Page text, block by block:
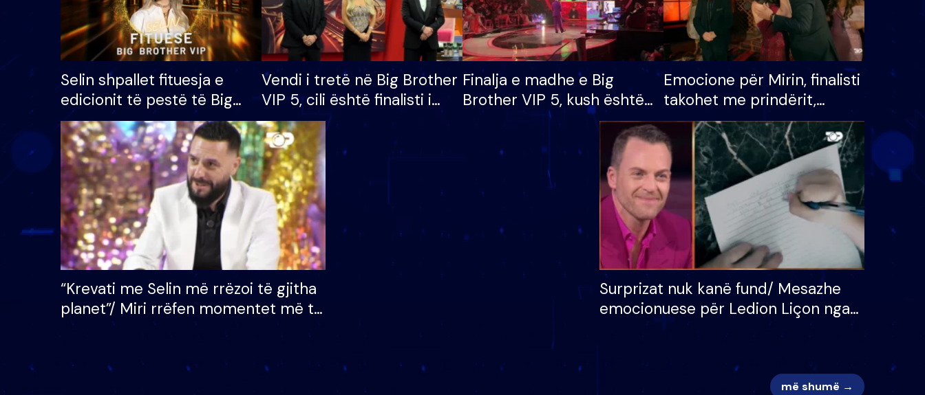
Selin shpallet fituesja e
edicionit të pestë të Big
Brother VIP, rrëmben
çmimin e madh prej 100
mijë eurosh
Vendi i tretë në Big Brother
VIP 5, cili është finalisti i
radhës që lë shtëpinë
Finalja e madhe e Big
Brother VIP 5, kush është
banori i parë që lë shtëpinë
dhe humb mundësinë për
të fituar çmimin e madh
Emocione për Mirin, finalisti
takohet me prindërit,
vajzën dhe bashkëshorten:
S’kemi ndonjë letër divorci
apo jo?
“Krevati me Selin më rrëzoi të gjitha
planet”/ Miri rrëfen momentet më të
bukura në shtëpinë e BB VIP: Do më
Surprizat nuk kanë fund/ Mesazhe
emocionuese për Ledion Liçon nga
nëna dhe fëmijët e tij, moderatori
më shumë →